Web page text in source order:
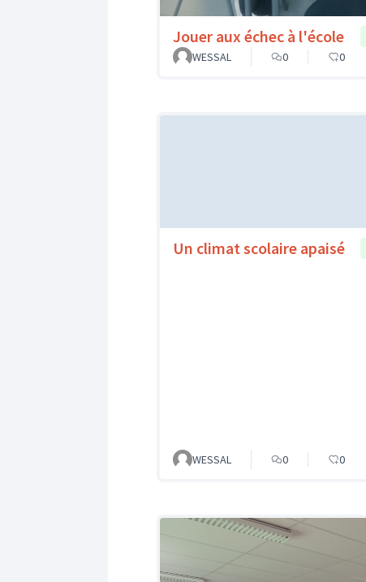
Jouer aux échec à l'école
WESSAL
0 0
Un climat scolaire apaisé
WESSAL 0 0